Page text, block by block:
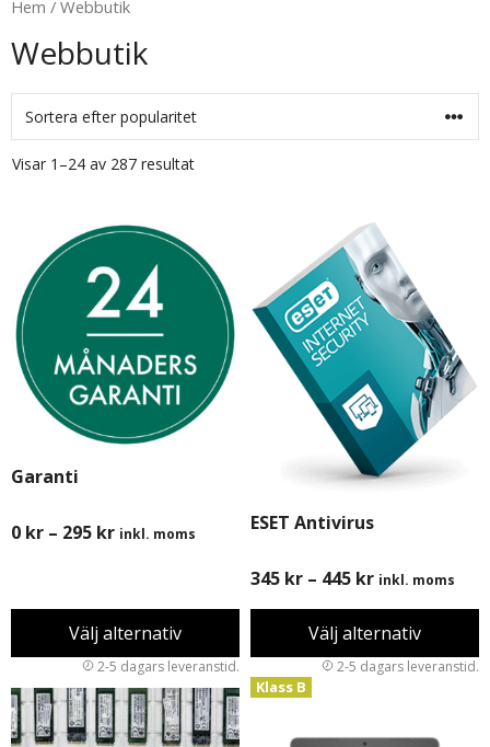
Hem / Webbutik
Webbutik
Visar 1–24 av 287 resultat
Garanti
0 kr – 295 kr inkl. moms
Välj alternativ
ESET Antivirus
345 kr – 445 kr inkl. moms
Välj alternativ
Klass B